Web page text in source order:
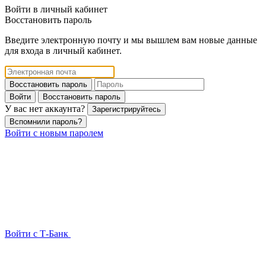
Войти в личный кабинет
Восстановить пароль
Введите электронную почту и мы вышлем вам новые данные
для входа в личный кабинет.
Восстановить пароль
Войти
Восстановить пароль
У вас нет аккаунта?
Зарегистрируйтесь
Вспомнили пароль?
Войти с новым паролем
Войти с Т-Банк